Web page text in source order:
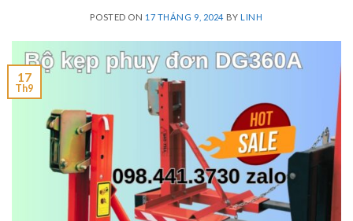
POSTED ON 17 THÁNG 9, 2024 BYLINH
17
Th9